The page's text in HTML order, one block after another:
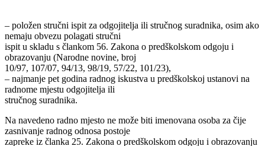
– položen stručni ispit za odgojitelja ili stručnog suradnika, osim ako
nemaju obvezu polagati stručni
ispit u skladu s člankom 56. Zakona o predškolskom odgoju i
obrazovanju (Narodne novine, broj
10/97, 107/07, 94/13, 98/19, 57/22, 101/23),
– najmanje pet godina radnog iskustva u predškolskoj ustanovi na
radnome mjestu odgojitelja ili
stručnog suradnika.
Na navedeno radno mjesto ne može biti imenovana osoba za čije
zasnivanje radnog odnosa postoje
zapreke iz članka 25. Zakona o predškolskom odgoju i obrazovanju